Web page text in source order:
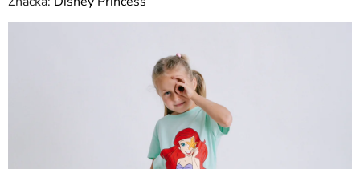
produktu